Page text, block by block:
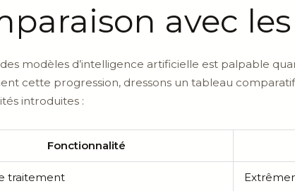
avec
des modèles d’intelligence artificielle est palpable
cette progression, dressons un tableau
introduites :
Fonctionnalité
traitement